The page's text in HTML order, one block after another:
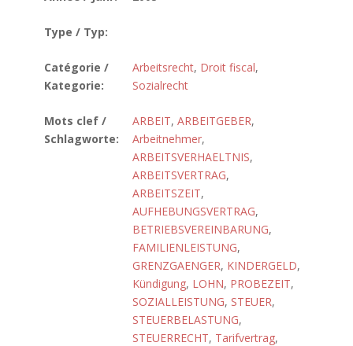
Type / Typ:
Catégorie /
Kategorie:
Arbeitsrecht, Droit fiscal,
Sozialrecht
Mots clef /
Schlagworte:
ARBEIT, ARBEITGEBER,
Arbeitnehmer,
ARBEITSVERHAELTNIS,
ARBEITSVERTRAG,
ARBEITSZEIT,
AUFHEBUNGSVERTRAG,
BETRIEBSVEREINBARUNG,
FAMILIENLEISTUNG,
GRENZGAENGER, KINDERGELD,
Kündigung, LOHN, PROBEZEIT,
SOZIALLEISTUNG, STEUER,
STEUERBELASTUNG,
STEUERRECHT, Tarifvertrag,